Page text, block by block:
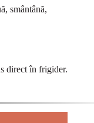
smântână,
direct în frigider.